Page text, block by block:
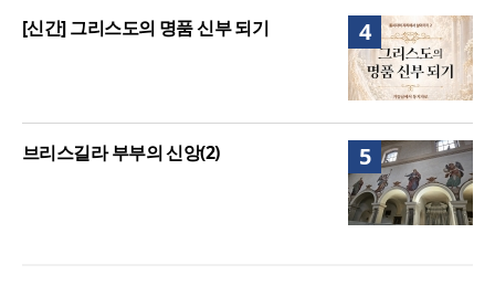
4
[신간] 그리스도의 명품 신부 되기
5
브리스길라 부부의 신앙(2)